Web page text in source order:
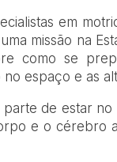
em
missão na
como se
espaço e as
de estar no
e o cérebro